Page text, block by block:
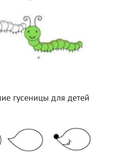
гусеницы для детей